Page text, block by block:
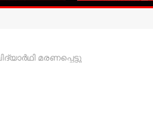
മരണപ്പെട്ടു